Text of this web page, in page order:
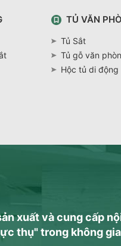
TỦ VĂN
Tủ Sắt
Tủ gỗ văn
Hộc tủ di động
xuất và cung cấp
thụ" trong không